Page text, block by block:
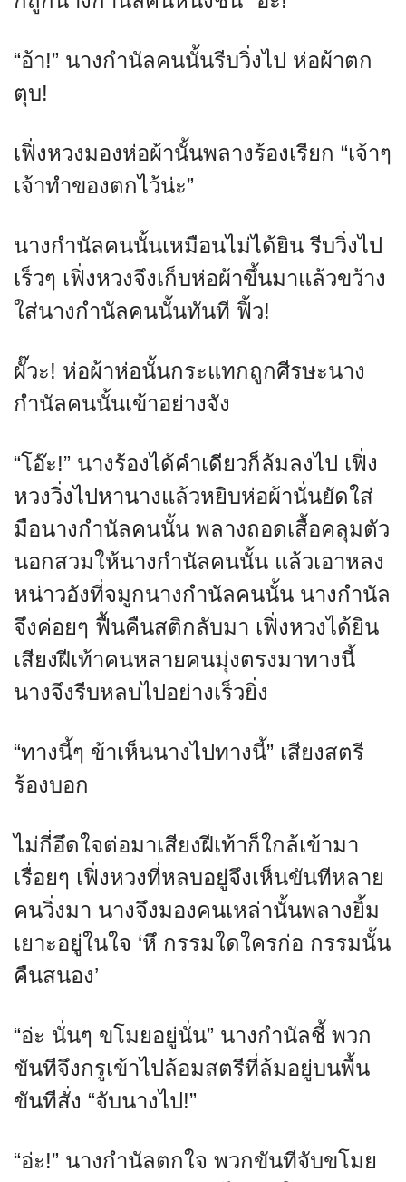
“อ้า!” นางกำนัลคนนั้นรีบวิ่งไป ห่อผ้าตก
ตุบ!
เฟิ่งหวงมองห่อผ้านั้นพลางร้องเรียก “เจ้าๆ
เจ้าทำของตกไว้น่ะ”
นางกำนัลคนนั้นเหมือนไม่ได้ยิน รีบวิ่งไป
เร็วๆ เฟิ่งหวงจึงเก็บห่อผ้าขึ้นมาแล้วขว้าง
ใส่นางกำนัลคนนั้นทันที ฟิ้ว!
ผั๊วะ! ห่อผ้าห่อนั้นกระแทกถูกศีรษะนาง
กำนัลคนนั้นเข้าอย่างจัง
“โอ๊ะ!” นางร้องได้คำเดียวก็ล้มลงไป เฟิ่ง
หวงวิ่งไปหานางแล้วหยิบห่อผ้านั่นยัดใส่
มือนางกำนัลคนนั้น พลางถอดเสื้อคลุมตัว
นอกสวมให้นางกำนัลคนนั้น แล้วเอาหลง
หน่าวอังที่จมูกนางกำนัลคนนั้น นางกำนัล
จึงค่อยๆ ฟื้นคืนสติกลับมา เฟิ่งหวงได้ยิน
เสียงฝีเท้าคนหลายคนมุ่งตรงมาทางนี้
นางจึงรีบหลบไปอย่างเร็วยิ่ง
“ทางนี้ๆ ข้าเห็นนางไปทางนี้” เสียงสตรี
ร้องบอก
ไม่กี่อึดใจต่อมาเสียงฝีเท้าก็ใกล้เข้ามา
เรื่อยๆ เฟิ่งหวงที่หลบอยู่จึงเห็นขันทีหลาย
คนวิ่งมา นางจึงมองคนเหล่านั้นพลางยิ้ม
เยาะอยู่ในใจ ‘หึ กรรมใดใครก่อ กรรมนั้น
คืนสนอง’
“อ่ะ นั่นๆ ขโมยอยู่นั่น” นางกำนัลชี้ พวก
ขันทีจึงกรูเข้าไปล้อมสตรีที่ล้มอยู่บนพื้น
ขันทีสั่ง “จับนางไป!”
“อ่ะ!” นางกำนัลตกใจ พวกขันทีจับขโมย